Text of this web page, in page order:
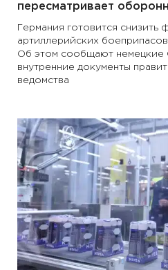
пересматривает
Германия готовится снизить
артиллерийских
Об этом сообщают немецкие
внутренние документы
ведомства